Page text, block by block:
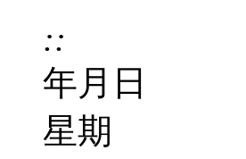
::
年月 日
星期